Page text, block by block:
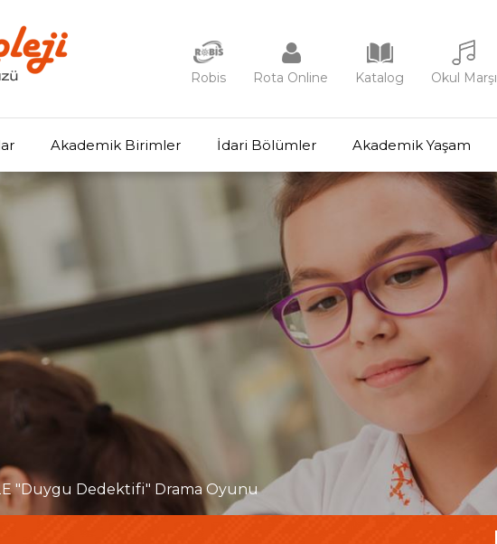
Robis Rota Online Katalog Okul Marşı
Akademik Birimler İdari Bölümler Akademik Yaşam
"Duygu Dedektifi" Drama Oyunu